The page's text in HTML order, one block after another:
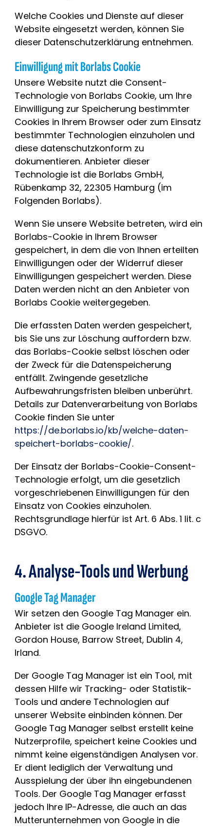
Welche Cookies und Dienste auf dieser
Website eingesetzt werden, können Sie
dieser Datenschutzerklärung entnehmen.
Einwilligung mit Borlabs Cookie
Unsere Website nutzt die Consent-
Technologie von Borlabs Cookie, um Ihre
Einwilligung zur Speicherung bestimmter
Cookies in Ihrem Browser oder zum Einsatz
bestimmter Technologien einzuholen und
diese datenschutzkonform zu
dokumentieren. Anbieter dieser
Technologie ist die Borlabs GmbH,
Rübenkamp 32, 22305 Hamburg (im
Folgenden Borlabs).
Wenn Sie unsere Website betreten, wird ein
Borlabs-Cookie in Ihrem Browser
gespeichert, in dem die von Ihnen erteilten
Einwilligungen oder der Widerruf dieser
Einwilligungen gespeichert werden. Diese
Daten werden nicht an den Anbieter von
Borlabs Cookie weitergegeben.
Die erfassten Daten werden gespeichert,
bis Sie uns zur Löschung auffordern bzw.
das Borlabs-Cookie selbst löschen oder
der Zweck für die Datenspeicherung
entfällt. Zwingende gesetzliche
Aufbewahrungsfristen bleiben unberührt.
Details zur Datenverarbeitung von Borlabs
Cookie finden Sie unter
https://de.borlabs.io/kb/welche-daten-
speichert-borlabs-cookie/.
Der Einsatz der Borlabs-Cookie-Consent-
Technologie erfolgt, um die gesetzlich
vorgeschriebenen Einwilligungen für den
Einsatz von Cookies einzuholen.
Rechtsgrundlage hierfür ist Art. 6 Abs. 1 lit. c
DSGVO.
4. Analyse-Tools und Werbung
Google Tag Manager
Wir setzen den Google Tag Manager ein.
Anbieter ist die Google Ireland Limited,
Gordon House, Barrow Street, Dublin 4,
Irland.
Der Google Tag Manager ist ein Tool, mit
dessen Hilfe wir Tracking- oder Statistik-
Tools und andere Technologien auf
unserer Website einbinden können. Der
Google Tag Manager selbst erstellt keine
Nutzerprofile, speichert keine Cookies und
nimmt keine eigenständigen Analysen vor.
Er dient lediglich der Verwaltung und
Ausspielung der über ihn eingebundenen
Tools. Der Google Tag Manager erfasst
jedoch Ihre IP-Adresse, die auch an das
Mutterunternehmen von Google in die